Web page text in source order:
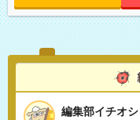
編集部イチオシ